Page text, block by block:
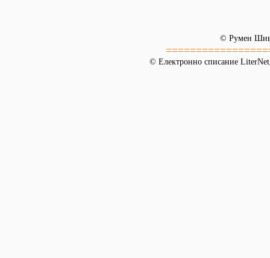
© Румен
© Електронно списание